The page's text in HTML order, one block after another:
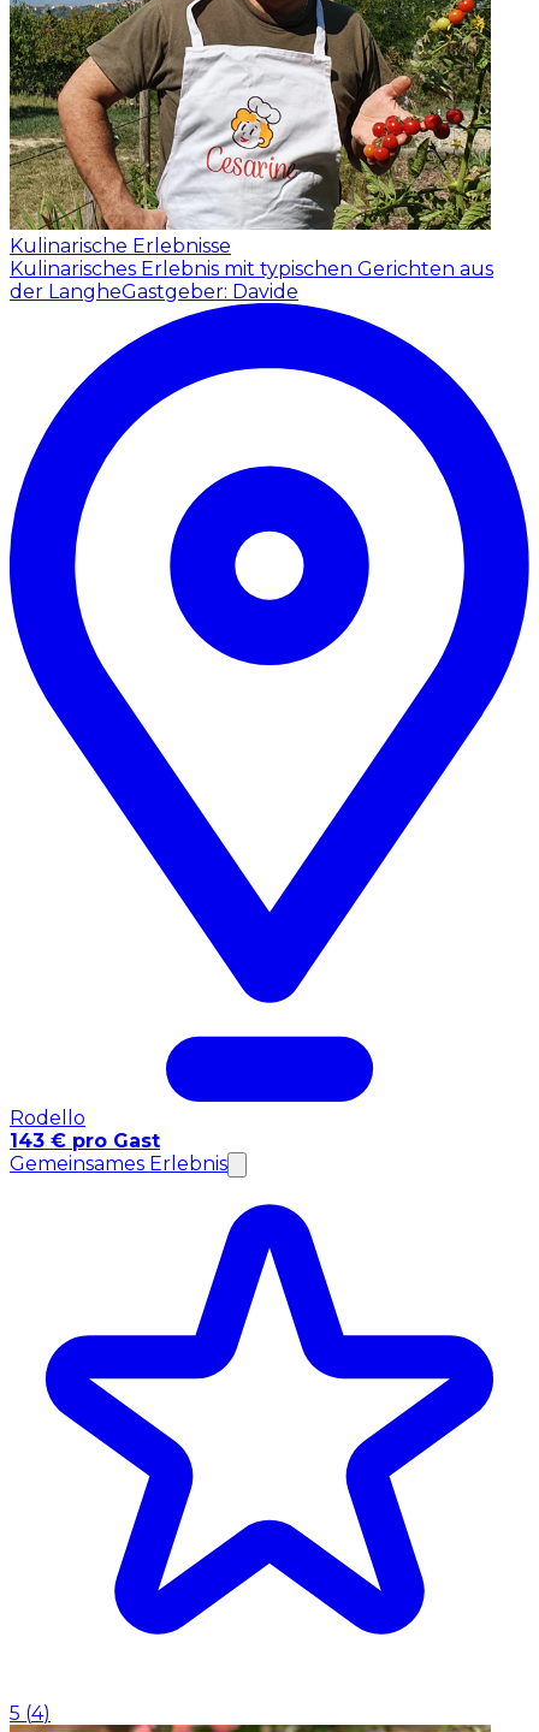
Kulinarische Erlebnisse
Kulinarisches Erlebnis mit typischen Gerichten aus
der LangheGastgeber: Davide
Rodello
143 € pro Gast
Gemeinsames Erlebnis
5 (4)